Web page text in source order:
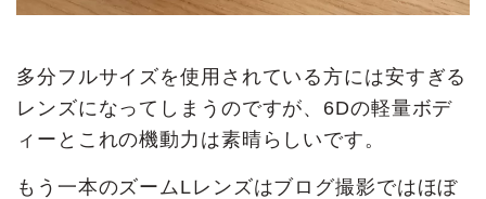
多分フルサイズを使用されている方には安すぎる
レンズになってしまうのですが、6Dの軽量ボデ
ィーとこれの機動力は素晴らしいです。
もう一本のズームLレンズはブログ撮影ではほぼ